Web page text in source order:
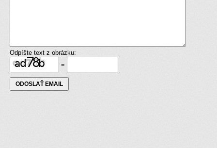
Odpíšte text z obrázku:
=